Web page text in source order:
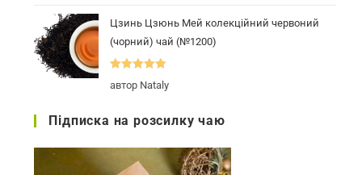
Цзинь Цзюнь Мей колекційний червоний
(чорний) чай (№1200)
5
автор Nataly
Підписка на розсилку чаю